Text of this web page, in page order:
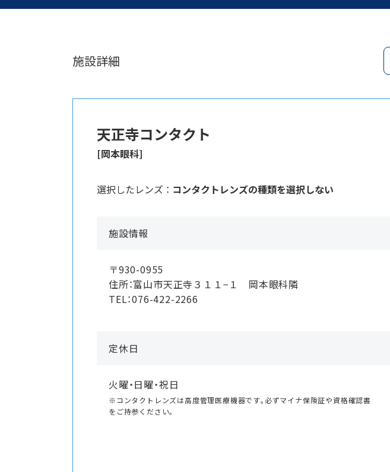
施設詳細
天正寺コンタクト
[岡本眼科]
選択したレンズ ： コンタクトレンズの種類を選択しない
施設情報
〒930-0955
住所：富山市天正寺３１１−１ 岡本眼科隣
TEL：076-422-2266
定休日
火曜・日曜・祝日
※コンタクトレンズは高度管理医療機器です｡必ずマイナ保険証や資格確認書
をご持参ください｡